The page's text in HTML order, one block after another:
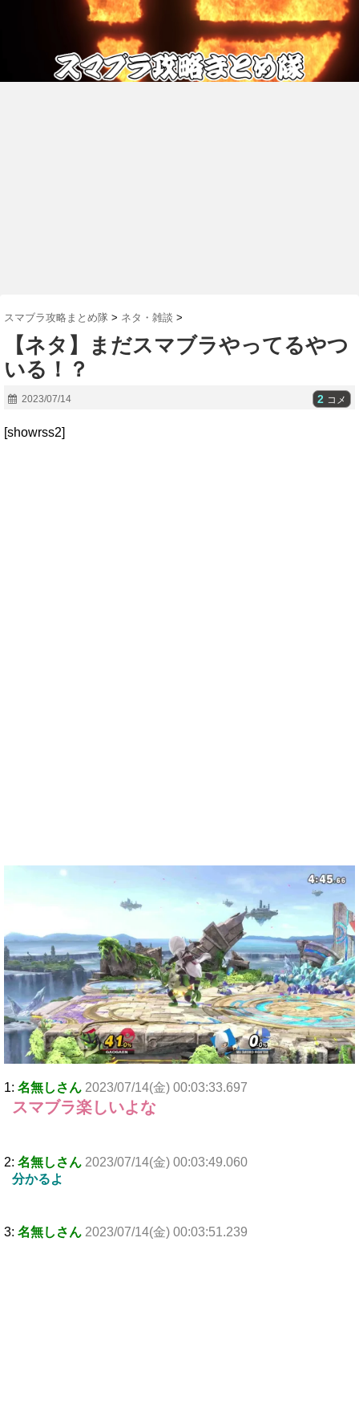
スマブラ攻略まとめ隊 > ネタ・雑談 >
【ネタ】まだスマブラやってるやつ
いる！？
2023/07/14 2 コメ
[showrss2]
1: 名無しさん 2023/07/14(金) 00:03:33.697
スマブラ楽しいよな
2: 名無しさん 2023/07/14(金) 00:03:49.060
分かるよ
3: 名無しさん 2023/07/14(金) 00:03:51.239